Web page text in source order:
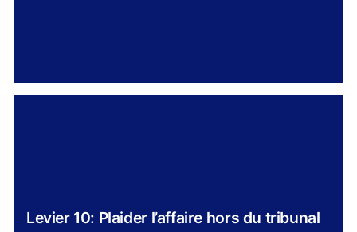
Levier 10: Plaider l’affaire hors du tribunal